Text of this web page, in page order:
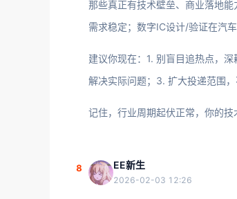
那些真正有技术壁垒、商业落地
需求稳定；数字IC设计/验证在汽
建议你现在：1. 别盲目追热点，
解决实际问题；3. 扩大投递范围
记住，行业周期起伏正常，你的技
8 EE新生
2026-02-03 12:26